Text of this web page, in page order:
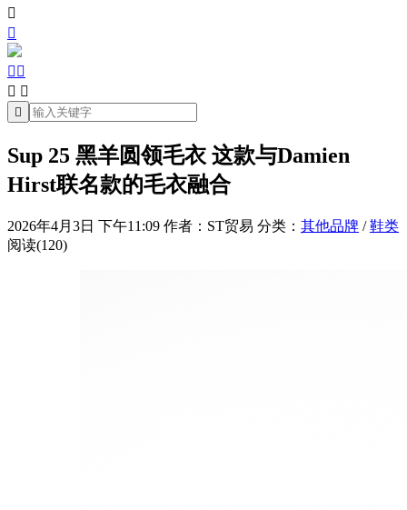


 
 

Sup 25 黑羊圆领毛衣 这款与Damien
Hirst联名款的毛衣融合
2026年4月3日 下午11:09 作者：ST贸易 分类： 其他品牌 /鞋类
阅读(120)